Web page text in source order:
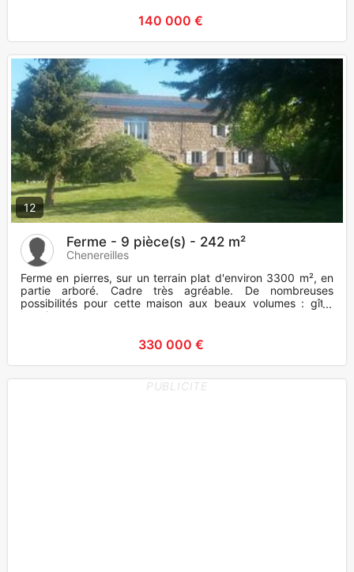
140 000 €
12
Ferme - 9 pièce(s) - 242 m²
Chenereilles
Ferme en pierres, sur un terrain plat d'environ 3300 m², en
partie arboré. Cadre très agréable. De nombreuses
possibilités pour cette maison aux beaux volumes : gîte,
locati
330 000 €
PUBLICITE